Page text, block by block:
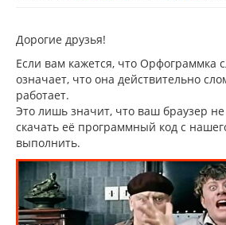
Дорогие друзья!
Если вам кажется, что Орфограммка
означает, что она действительно
работает.
Это лишь значит, что ваш браузер не
скачать её программный код с
выполнить.